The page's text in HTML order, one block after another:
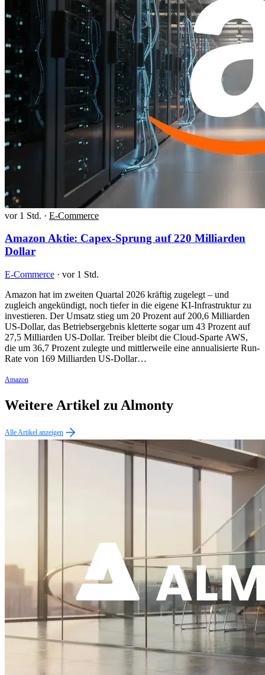
vor 1 Std. · E-Commerce
Amazon Aktie: Capex-Sprung auf 220 Milliarden
Dollar
E-Commerce · vor 1 Std.
Amazon hat im zweiten Quartal 2026 kräftig zugelegt – und
zugleich angekündigt, noch tiefer in die eigene KI-Infrastruktur zu
investieren. Der Umsatz stieg um 20 Prozent auf 200,6 Milliarden
US-Dollar, das Betriebsergebnis kletterte sogar um 43 Prozent auf
27,5 Milliarden US-Dollar. Treiber bleibt die Cloud-Sparte AWS,
die um 36,7 Prozent zulegte und mittlerweile eine annualisierte Run-
Rate von 169 Milliarden US-Dollar…
Amazon
Weitere Artikel zu Almonty
Alle Artikel anzeigen